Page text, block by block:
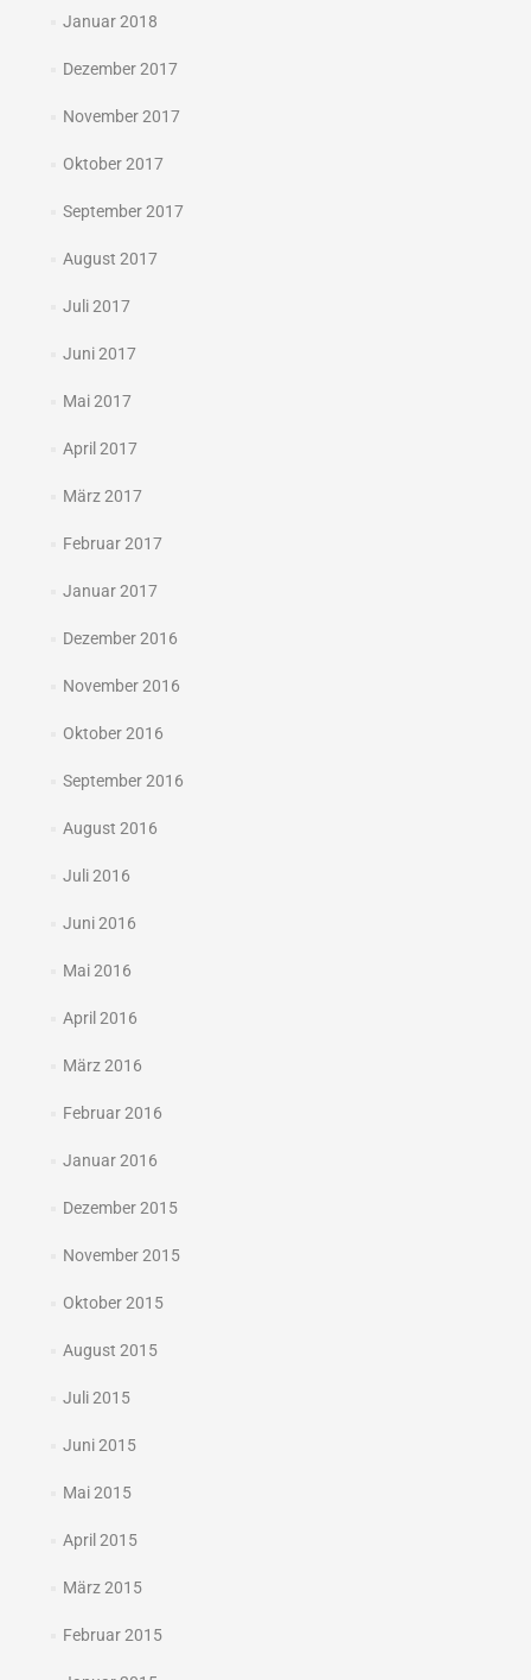
Januar 2018
Dezember 2017
November 2017
Oktober 2017
September 2017
August 2017
Juli 2017
Juni 2017
Mai 2017
April 2017
März 2017
Februar 2017
Januar 2017
Dezember 2016
November 2016
Oktober 2016
September 2016
August 2016
Juli 2016
Juni 2016
Mai 2016
April 2016
März 2016
Februar 2016
Januar 2016
Dezember 2015
November 2015
Oktober 2015
August 2015
Juli 2015
Juni 2015
Mai 2015
April 2015
März 2015
Februar 2015